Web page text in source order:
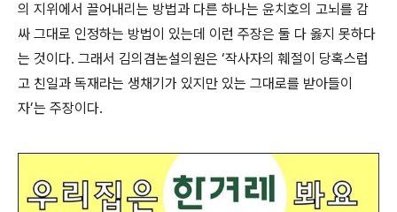
의 지위에서 끌어내리는 방법과 다른 하나는 윤치호의 고뇌를 감
싸 그대로 인정하는 방법이 있는데 이런 주장은 둘 다 옳지 못하다
는 것이다. 그래서 김의겸논설의원은 ‘작사자의 훼절이 당혹스럽
고 친일과 독재라는 생채기가 있지만 있는 그대로를 받아들이
자’는 주장이다.